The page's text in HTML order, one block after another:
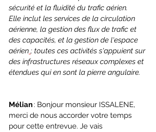
sécurité et la fluidité du trafic aérien.
Elle inclut les services de la circulation
aérienne, la gestion des flux de trafic et
des capacités, et la gestion de l'espace
aérien ; toutes ces activités s'appuient sur
des infrastructures réseaux complexes et
étendues qui en sont la pierre angulaire.
Mélian : Bonjour monsieur ISSALENE,
merci de nous accorder votre temps
pour cette entrevue. Je vais